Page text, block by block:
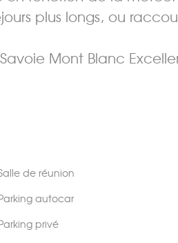
plus longs, ou
Mont Blanc
de réunion
autocar
privé